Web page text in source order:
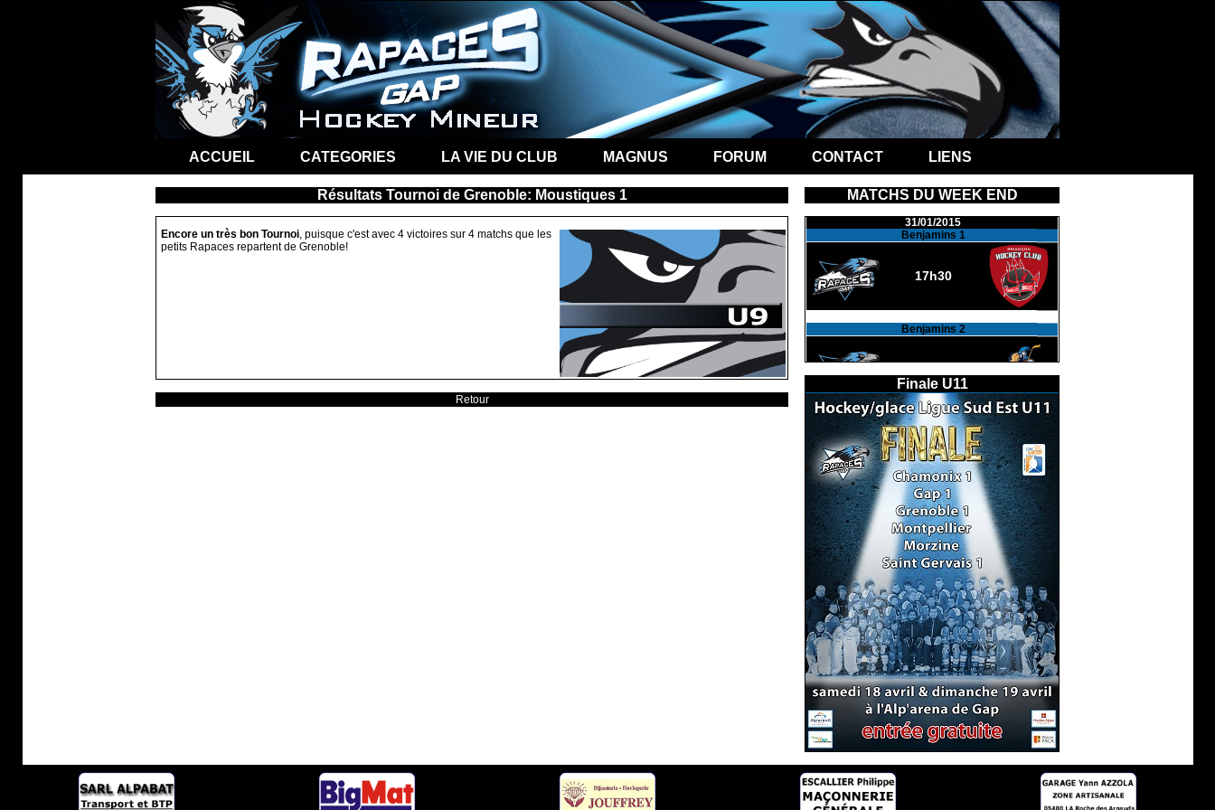
ACCUEIL CATEGORIES LA VIE DU CLUB MAGNUS FORUM CONTACT LIENS
Résultats Tournoi de Grenoble: Moustiques 1
Encore un très bon Tournoi, puisque c'est avec 4 victoires sur 4 matchs que les
petits Rapaces repartent de Grenoble!
Retour
MATCHS DU WEEK END
Benjamins 1
3 - 1
Cadets Elite
00:00
01/02/2015
Poussins 2
12H00
Minimes 2
14H30
Finale U11